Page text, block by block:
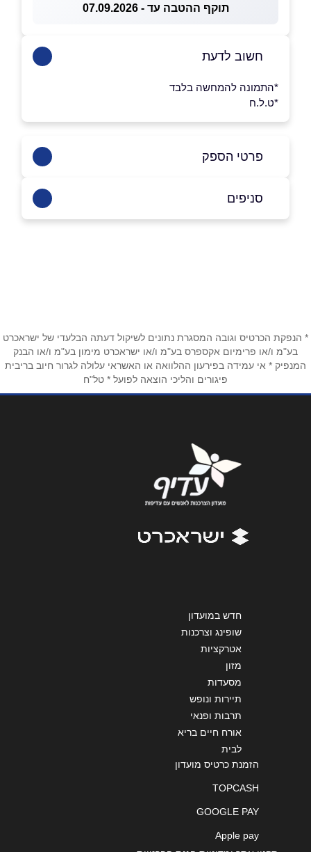
תוקף ההטבה עד - 07.09.2026
חשוב לדעת
*התמונה להמחשה בלבד
*ט.ל.ח
פרטי הספק
באינסטגרם
טלפון*
אנא חזרו אלי בקשר ל...
סניפים
* הנפקת הכרטיס וגובה המסגרת נתונים לשיקול דעתה הבלעדי של ישראכרט
בע"מ ו/או פרימיום אקספרס בע"מ ו/או ישראכרט מימון בע"מ ו/או הבנק
המנפיק * אי עמידה בפירעון ההלוואה או האשראי עלולה לגרור חיוב בריבית
פיגורים והליכי הוצאה לפועל * טל"ח
חדש במועדון
שופינג וצרכנות
אטרקציות
מזון
מסעדות
תיירות ונופש
תרבות ופנאי
אורח חיים בריא
לבית
הזמנת כרטיס מועדון
TOPCASH
GOOGLE PAY
Apple pay